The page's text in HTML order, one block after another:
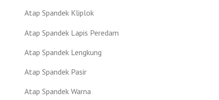
Atap Spandek Kliplok
Atap Spandek Lapis Peredam
Atap Spandek Lengkung
Atap Spandek Pasir
Atap Spandek Warna